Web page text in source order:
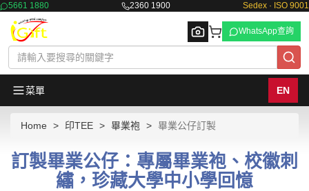
5661 1880 2360 1900 Sedex · ISO 9001
Browse
WhatsApp查詢
菜單 EN
Home 印TEE 畢業袍 畢業公仔訂製
訂製畢業公仔：專屬畢業袍、校徽刺
繡，珍藏大學中小學回憶